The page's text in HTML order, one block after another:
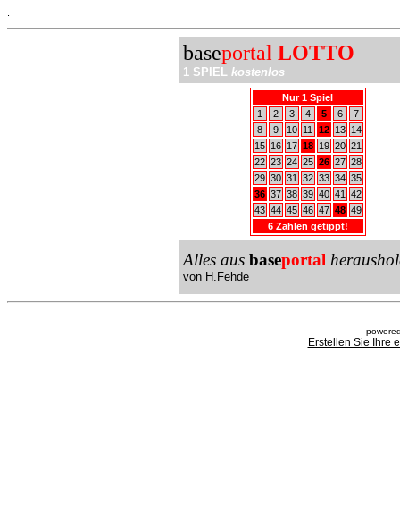
baseportal LOTTO
1 SPIEL kostenlos
Nur 1 Spiel
1
2 3 4 5 6
7
8
9 10 11 12 13
14
15
16 17 18 19 20 21
22 23 24 25 26 27 28
29 30 31 32 33 34 35
36 37 38 39 40 41
42
43 44 45 46 47 48 49
6 Zahlen getippt!
Alles aus baseportal
von H.Fehde
Erstellen Sie Ihre